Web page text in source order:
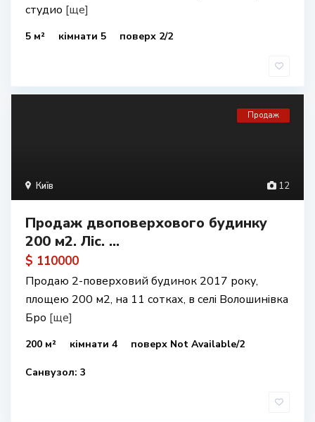
студио [ще]
5 м² кімнати 5 поверх 2/2
12
Київ
Продаж
Продаж двоповерхового будинку
200 м2. Ліс. ...
$ 110000
Продаю 2-поверховий будинок 2017 року,
площею 200 м2, на 11 сотках, в селі Волошинівка
Бро [ще]
200 м² кімнати 4 поверх Not Available/2
Санвузол: 3